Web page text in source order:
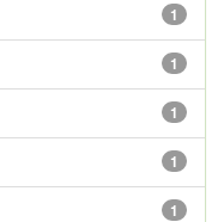
1
1
1
1
1